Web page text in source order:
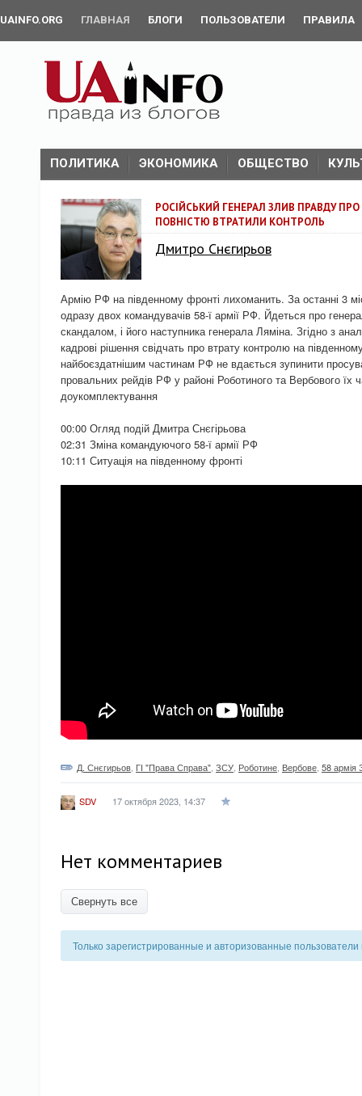
UAINFO.ORG ГЛАВНАЯ БЛОГИ ПОЛЬЗОВАТЕЛИ ПРАВИЛА
ПОЛИТИКА ЭКОНОМИКА ОБЩЕСТВО
РОСІЙСЬКИЙ ГЕНЕРАЛ ЗЛИВ ПРАВДУ ПРО
ПОВНІСТЮ ВТРАТИЛИ КОНТРОЛЬ
Дмитро Снєгирьов
Армію РФ на південному фронті лихоманить. За останні 3
одразу двох командувачів 58-ї армії РФ. Йдеться про
скандалом, і його наступника генерала Ляміна. Згідно з
кадрові рішення свідчать про втрату контролю на
найбоєздатнішим частинам РФ не вдається зупинити
провальних рейдів РФ у районі Роботиного та Вербового їх
доукомплектування
00:00 Огляд подій Дмитра Снєгірьова
02:31 Зміна командуючого 58-ї армії РФ
10:11 Ситуація на південному фронті
Д. Снєгирьов ГІ "Права Справа" ЗСУ Роботине Вербове 58
SDV 17 октября 2023, 14:37
Нет комментариев
Свернуть все
Только зарегистрированные и авторизованные